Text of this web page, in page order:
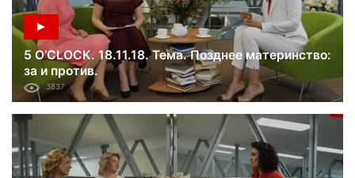
5 O’CLOCK. 18.11.18. Тема. Позднее материнство:
за и против.
3837